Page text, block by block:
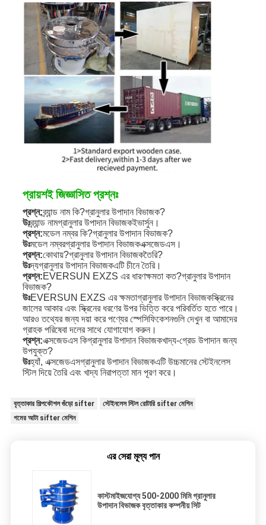
প্রায়শই জিজ্ঞাসিত প্রশ্নঃ
প্রশ্ন:ব্র্যান্ড নাম কি?গ্রানুলার উপাদান বিভাজক?
উঃব্র্যান্ড নামগ্রানুলার উপাদান বিভাজকইভার্সুন।
প্রশ্ন:মডেল নম্বর কি?গ্রানুলার উপাদান বিভাজক?
উঃমডেল নম্বরগ্রানুলার উপাদান বিভাজকএক্সজেডএস।
প্রশ্ন:কোথায়?গ্রানুলার উপাদান বিভাজকতৈরি?
উঃদ্যগ্রানুলার উপাদান বিভাজকএটি চীনে তৈরি।
প্রশ্ন:EVERSUN EXZS এর ধারণক্ষমতা কত?গ্রানুলার উপাদান
বিভাজক?
উঃEVERSUN EXZS এর ক্ষমতাগ্রানুলার উপাদান বিভাজকস্ক্রিনের
জালের আকার এবং স্ক্রিনের ধরণের উপর ভিত্তি করে পরিবর্তিত হতে পারে।
আরও তথ্যের জন্য দয়া করে পণ্যের স্পেসিফিকেশনগুলি দেখুন বা আমাদের
গ্রাহক পরিষেবা দলের সাথে যোগাযোগ করুন।
প্রশ্ন:এক্সজেডএস কিগ্রানুলার উপাদান বিভাজকখাদ্য-গ্রেড উপাদান জন্য
উপযুক্ত?
উঃহ্যাঁ, এক্সজেডএসগ্রানুলার উপাদান বিভাজকএটি উচ্চমানের স্টেইনলেস
স্টিল দিয়ে তৈরি এবং খাদ্য নিরাপত্তা মান পূরণ করে।
বৃত্তাকার শিল্পকৌশল গুঁড়ো sifter
স্টেইনলেস স্টিল রোটারি sifter মেশিন
গমের আটা sifter মেশিন
এর সেরা মূল্য পান
কাস্টমাইজযোগ্য 500-2000 মিমি গ্রানুলার
উপাদান বিভাজক বৃত্তাকার কম্পনীয় সিট